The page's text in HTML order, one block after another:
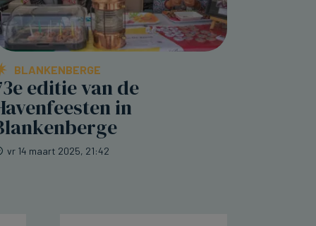
BLANKENBERGE
editie van de
in
vr 14 maart 2025, 21:42